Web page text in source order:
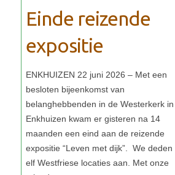
Einde reizende
expositie